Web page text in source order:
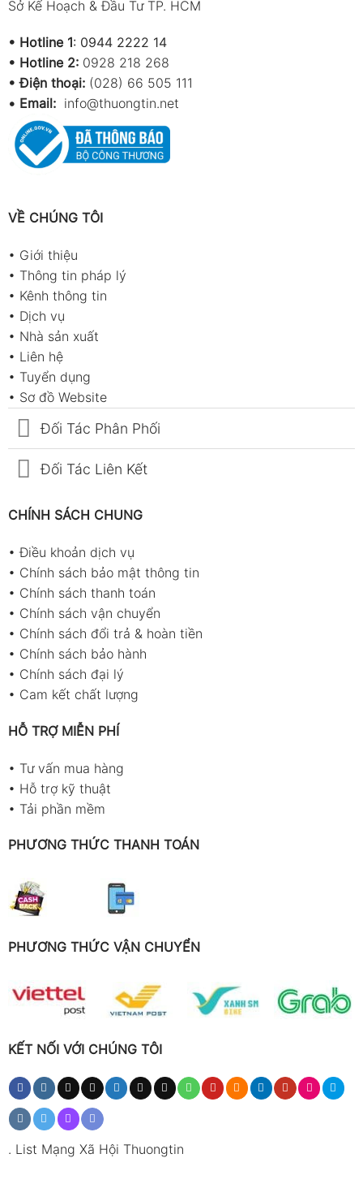
Sở Kế Hoạch & Đầu Tư TP. HCM
• Hotline 1: 0944 2222 14
• Hotline 2: 0928 218 268
• Điện thoại: (028) 66 505 111
• Email: info@thuongtin.net
VỀ CHÚNG TÔI
• Giới thiệu
• Thông tin pháp lý
• Kênh thông tin
• Dịch vụ
• Nhà sản xuất
• Liên hệ
• Tuyển dụng
• Sơ đồ Website
Đối Tác Phân Phối
Đối Tác Liên Kết
CHÍNH SÁCH CHUNG
•Điều khoản dịch vụ
• Chính sách bảo mật thông tin
• Chính sách thanh toán
• Chính sách vận chuyển
• Chính sách đổi trả & hoàn tiền
• Chính sách bảo hành
• Chính sách đại lý
• Cam kết chất lượng
HỖ TRỢ MIỄN PHÍ
• Tư vấn mua hàng
• Hỗ trợ kỹ thuật
• Tải phần mềm
PHƯƠNG THỨC THANH TOÁN
PHƯƠNG THỨC VẬN CHUYỂN
KẾT NỐI VỚI CHÚNG TÔI
. List Mạng Xã Hội Thuongtin